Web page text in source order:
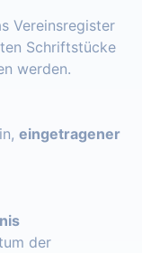
Vereinsregister
Schriftstücke
werden.
eingetragener
der